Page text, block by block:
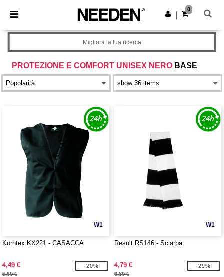
× App Needen
Prezzi migliori sull'app!
Scarica app
0
PROTEZIONE E COMFORT UNISEX NERO BASE
Migliora la tua ricerca
W1
Korntex KX221 - CASACCA
4,49 €
5,60 €
-20%
W1
Result RS146 - Sciarpa
4,79 €
6,80 €
-29%